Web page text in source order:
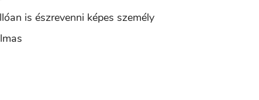
is észrevenni képes személy